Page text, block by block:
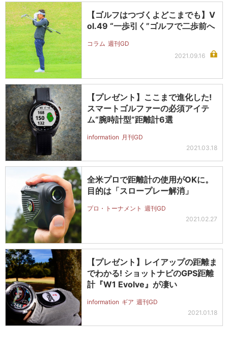
【ゴルフはつづくよどこまでも】V
ol.49 “一歩引く”ゴルフで二歩前へ
コラム 週刊GD
2021.09.16
【プレゼント】ここまで進化した!
スマートゴルファーの必須アイテ
ム“腕時計型”距離計6選
information 月刊GD
2021.03.18
全米プロで距離計の使用がOKに。
目的は「スロープレー解消」
プロ・トーナメント 週刊GD
2021.02.27
【プレゼント】レイアップの距離ま
でわかる! ショットナビのGPS距離
計『W1 Evolve』が凄い
information ギア 週刊GD
2021.01.18